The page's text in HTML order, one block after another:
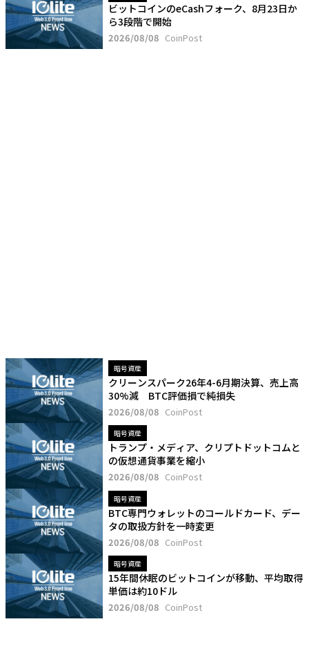
ビットコインのeCashフォーク、8月23日か
ら3段階で開始
2026/08/08 CoinPost
暗号資産
クリーンスパーク26年4-6月期決算、売上高
30%減 BTC評価損で純損失
2026/08/08 CoinPost
暗号資産
トランプ・メディア、クリプトドットコムと
の仮想通貨事業を縮小
2026/08/08 CoinPost
暗号資産
BTC専門ウォレットのコールドカード、デー
タの取扱方針を一時変更
2026/08/08 CoinPost
暗号資産
15年間休眠のビットコインが移動、平均取得
単価は約10ドル
2026/08/08 CoinPost